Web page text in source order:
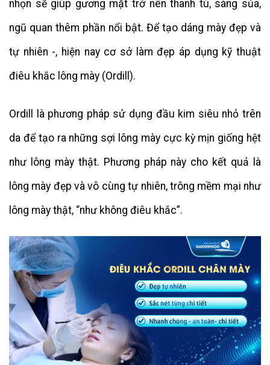
nhọn sẽ giúp gương mặt trở nên thanh tú, sáng sủa,
ngũ quan thêm phần nổi bật. Để tạo dáng mày đẹp và
tự nhiên -, hiện nay cơ sở làm đẹp áp dụng kỹ thuật
điêu khắc lông mày (Ordill).
Ordill là phương pháp sử dụng đầu kim siêu nhỏ trên
da để tạo ra những sợi lông mày cực kỳ mịn giống hệt
như lông mày thật. Phương pháp này cho kết quả là
lông mày đẹp và vô cùng tự nhiên, trông mềm mại như
lông mày thật, “như không điêu khắc”.